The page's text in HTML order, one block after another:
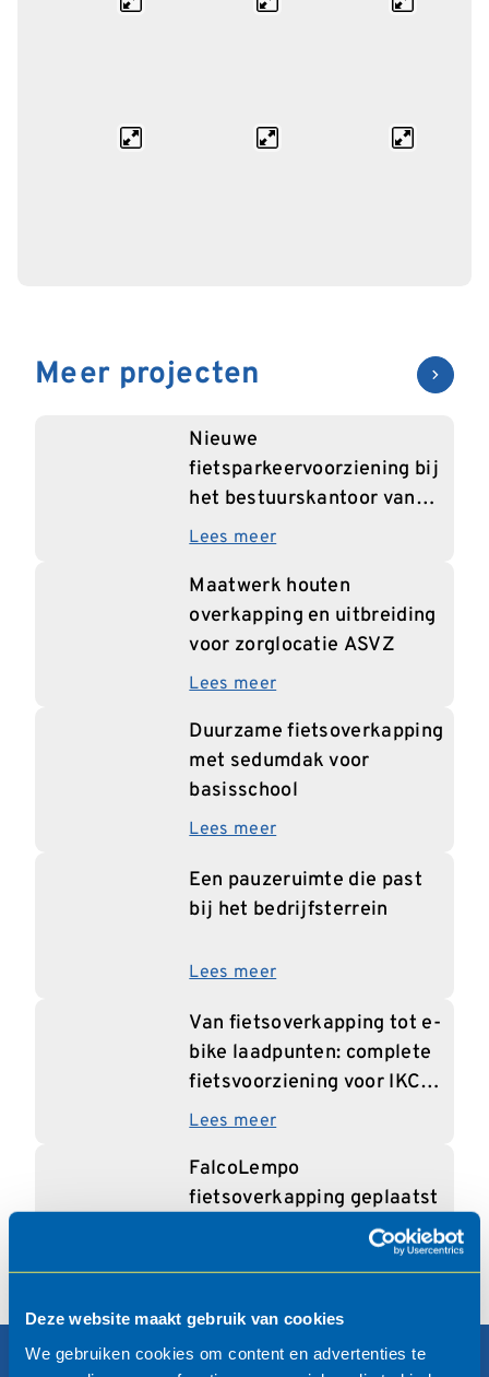
Deze website maakt gebruik van cookies
We gebruiken cookies om content en advertenties te
Meer projecten
Nieuwe
fietsparkeervoorziening bij
het bestuurskantoor van
INOS
Lees meer
Maatwerk houten
overkapping en uitbreiding
voor zorglocatie ASVZ
Lees meer
Duurzame fietsoverkapping
met sedumdak voor
basisschool
Lees meer
Een pauzeruimte die past
bij het bedrijfsterrein
Lees meer
Van fietsoverkapping tot e-
bike laadpunten: complete
fietsvoorziening voor IKC
Nissewaard
Lees meer
FalcoLempo
fietsoverkapping geplaatst
bij Schotse basisschool
Lees meer